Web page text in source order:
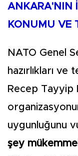
ANKARA'NIN
KONUMU VE
NATO Genel
hazırlıkları ve
Recep
uygunluğunu
şey